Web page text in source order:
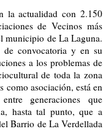
la actualidad con 2.150
de Vecinos más
municipio deLa Laguna.
de convocatoria y en su
a los problemas de
de toda la zona
como asociación, está en
generaciones que
hasta tal punto, que a
Barrio de La Verdellada